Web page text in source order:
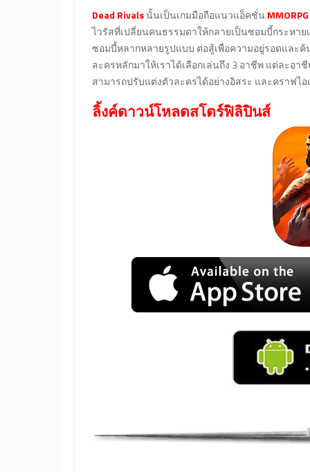
Dead Rivalsนั้นเป็นเกมมือถือแนวแอ็คชั่น MMORPG
ไวรัสที่เปลี่ยนคนธรรมดาให้กลายเป็นซอมบี้กระหา
ซอมบี้หลากหลายรูปแบบ ต่อสู้เพื่อความอยู่รอดและค้
ละครหลักมาให้เราได้เลือกเล่นถึง 3 อาชีพ แต่ละอ
สามารถปรับแต่งตัวละครได้อย่างอิสระ และคราฟ
ลิ้งค์ดาวน์โหลดสโตร์ฟิลิปินส์